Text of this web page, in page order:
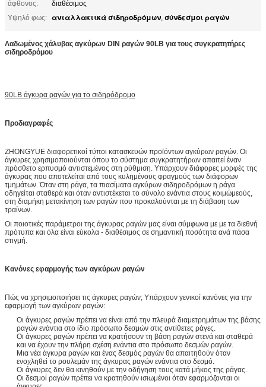
άφθονος:
διαθέσιμος
Υψηλό φως: ανταλλακτικά σιδηροδρόμων, σύνδεσμοι ραγών
Λαδωμένος χάλυβας αγκύρων DIN ραγών 90LB για τους συγκρατητήρες
σιδηροδρόμου
90LB άγκυρα ραγών για το σιδηρόδρομο
Προδιαγραφές
ZHONGYUE διαφορετικοί τύποι κατασκευών προϊόντων αγκύρων ραγών. Οι
άγκυρες χρησιμοποιούνται όπου το σύστημα συγκρατητήρων απαιτεί έναν
πρόσθετο ερπυσμό αντιστεμένος στη ρύθμιση. Υπάρχουν διάφορες μορφές της
άγκυρας που αποτελείται από τους κυλημένους φραγμούς των διάφορων
τμημάτων. Όταν στη ράγα, τα πιασίματα αγκύρων σιδηροδρόμων η ράγα
οδηγείται σταθερά και όταν αντιστέκεται το σύνολο ενάντια στους κοιμώμεούς,
στη διαμήκη μετακίνηση των ραγών που προκαλούνται με τη διάβαση των
τραίνων.
Οι ποιοτικές παράμετροι της άγκυρας ραγών μας είναι σύμφωνα με με τα διεθνή
πρότυπα και όλα είναι εύκολα - διαθέσιμος σε σημαντική ποσότητα ανά πάσα
στιγμή.
Κανόνες εφαρμογής των αγκύρων ραγών
Πώς να χρησιμοποιήσει τις άγκυρες ραγών; Υπάρχουν γενικοί κανόνες για την
εφαρμογή των αγκύρων ραγών:
Οι άγκυρες ραγών πρέπει να είναι από την πλευρά διαμετρημάτων της βάσης
ραγών ενάντια στο ίδιο πρόσωπο δεσμών στις αντίθετες ράγες.
Οι άγκυρες ραγών πρέπει να κρατήσουν τη βάση ραγών στενά και σταθερά
και να έχουν την πλήρη σχέση ενάντια στο πρόσωπο δεσμών ραγών.
Μια νέα άγκυρα ραγών και ένας δεσμός ραγών θα απαιτηθούν όταν
ενοχληθεί το ρουλεμάν της άγκυρας ραγών ενάντια στο δεσμό.
Οι άγκυρες δεν θα κινηθούν με την οδήγηση τους κατά μήκος της ράγας.
Οι δεσμοί ραγών πρέπει να κρατηθούν ισιωμένοι όταν εφαρμόζονται οι